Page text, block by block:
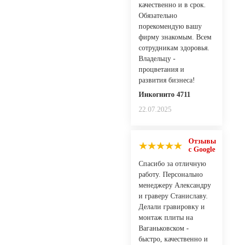
качественно и в срок.
Обязательно
порекомендую вашу
фирму знакомым. Всем
сотрудникам здоровья.
Владельцу -
процветания и
развития бизнеса!
Инкогнито 4711
22.07.2025
Отзывы
с Google
Спасибо за отличную
работу. Персонально
менеджеру Александру
и граверу Станиславу.
Делали гравировку и
монтаж плиты на
Ваганьковском -
быстро, качественно и